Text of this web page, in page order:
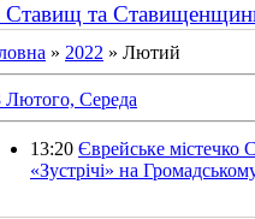
Ставищ та
» 2022 » Лютий
Лютого, Середа
13:20 Єврейське містечко
«Зустрічі» на